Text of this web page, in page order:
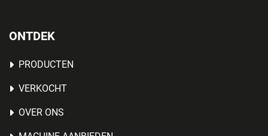
ONTDEK
PRODUCTEN
VERKOCHT
OVER ONS